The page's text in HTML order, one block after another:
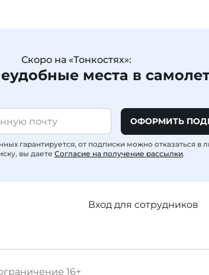
Скоро на «Тонкостях»:
места в
ОФОРМИТЬ
гарантируется, от подписки можно отказаться в
вы даете Согласие на получение рассылки.
Вход для сотрудников
16+